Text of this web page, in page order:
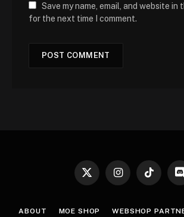
Save my name, email, and website in
for the next time I comment.
X
InstagramTikTok
ABOUT MOE SHOP WEBSHOP